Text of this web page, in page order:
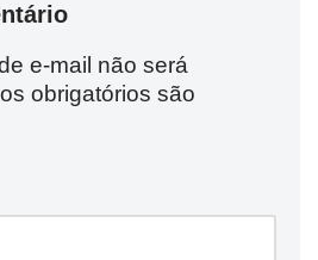
e-mail não será
obrigatórios são